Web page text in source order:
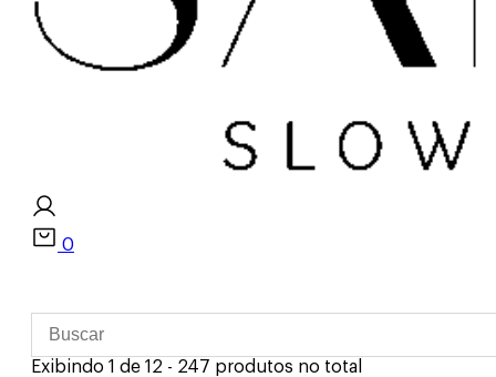
0
Exibindo 1 de 12 - 247 produtos no total